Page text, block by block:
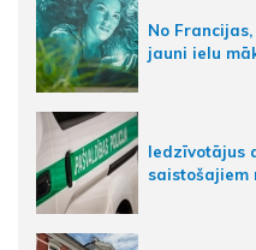
No
jauni ielu
Iedzīvotājus
saistošajiem